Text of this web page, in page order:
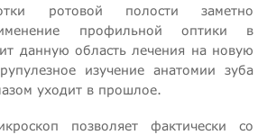
ротовой полости заметно
профильной оптики в
данную область лечения на новую
изучение анатомии зуба
уходит в прошлое.
позволяет фактически со